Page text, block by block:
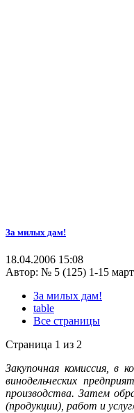
За милых дам!
18.04.2006 15:08
Автор: № 5 (125) 1-15
За милых дам!
table
Все страницы
Страница 1 из 2
Закупочная комиссия, в
винодельческих
производства. Затем
(продукции), работ и